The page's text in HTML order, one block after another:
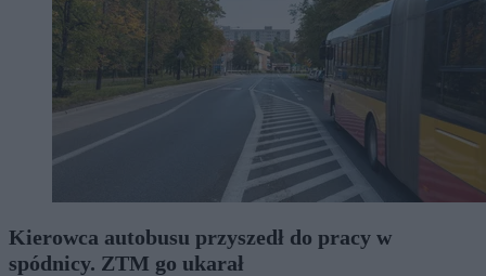
Kierowca autobusu przyszedł do pracy w
spódnicy. ZTM go ukarał